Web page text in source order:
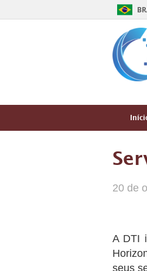
20 de
A DTI
seus